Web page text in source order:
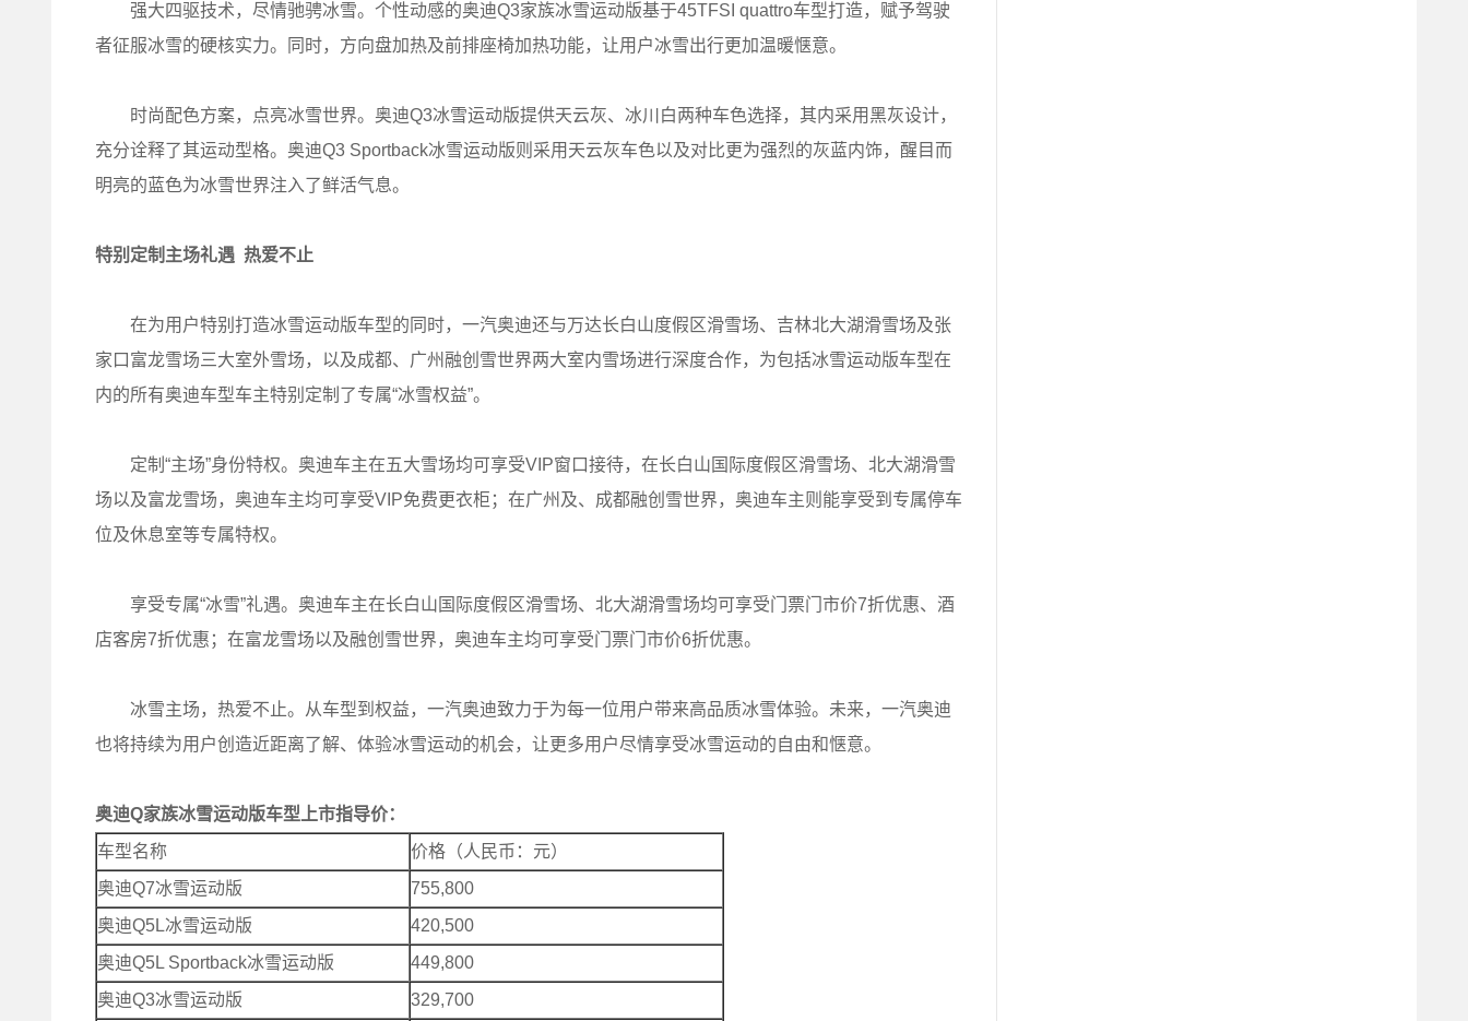
强大四驱技术，尽情驰骋冰雪。个性动感的奥迪Q3家族冰雪运动版基于45TFSI quattro车型打造，赋予驾驶
者征服冰雪的硬核实力。同时，方向盘加热及前排座椅加热功能，让用户冰雪出行更加温暖惬意。
时尚配色方案，点亮冰雪世界。奥迪Q3冰雪运动版提供天云灰、冰川白两种车色选择，其内采用黑灰设计，
充分诠释了其运动型格。奥迪Q3 Sportback冰雪运动版则采用天云灰车色以及对比更为强烈的灰蓝内饰，醒目而
明亮的蓝色为冰雪世界注入了鲜活气息。
特别定制主场礼遇 热爱不止
在为用户特别打造冰雪运动版车型的同时，一汽奥迪还与万达长白山度假区滑雪场、吉林北大湖滑雪场及张
家口富龙雪场三大室外雪场，以及成都、广州融创雪世界两大室内雪场进行深度合作，为包括冰雪运动版车型在
内的所有奥迪车型车主特别定制了专属“冰雪权益”。
定制“主场”身份特权。奥迪车主在五大雪场均可享受VIP窗口接待，在长白山国际度假区滑雪场、北大湖滑雪
场以及富龙雪场，奥迪车主均可享受VIP免费更衣柜；在广州及、成都融创雪世界，奥迪车主则能享受到专属停车
位及休息室等专属特权。
享受专属“冰雪”礼遇。奥迪车主在长白山国际度假区滑雪场、北大湖滑雪场均可享受门票门市价7折优惠、酒
店客房7折优惠；在富龙雪场以及融创雪世界，奥迪车主均可享受门票门市价6折优惠。
冰雪主场，热爱不止。从车型到权益，一汽奥迪致力于为每一位用户带来高品质冰雪体验。未来，一汽奥迪
也将持续为用户创造近距离了解、体验冰雪运动的机会，让更多用户尽情享受冰雪运动的自由和惬意。
奥迪Q家族冰雪运动版车型上市指导价：
车型名称
价格（人民币：元）
奥迪Q7冰雪运动版
755,800
奥迪Q5L冰雪运动版
420,500
奥迪Q5L Sportback冰雪运动版
449,800
奥迪Q3冰雪运动版
329,700